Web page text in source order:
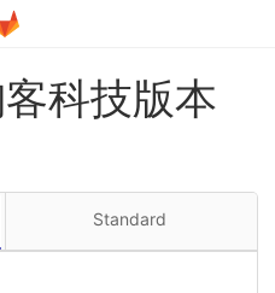
科技版本
Standard